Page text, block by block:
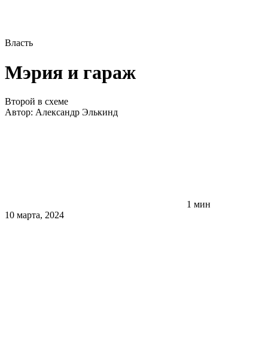
Власть
Мэрия и гараж
Второй в схеме
Автор: Александр Элькинд
1 мин
10 марта, 2024